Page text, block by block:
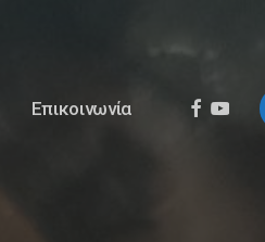
Επικοινωνία facebook
youtube